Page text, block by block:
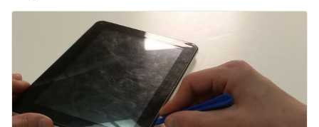
Voeg opmerking toe
Annuleren Plaats opmerking